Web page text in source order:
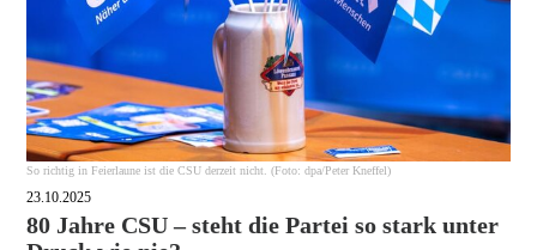
So richtig in Feierlaune ist die CSU derzeit nicht. (Foto: dpa/Peter Kneffel)
23.10.2025
80 Jahre CSU – steht die Partei so stark unter